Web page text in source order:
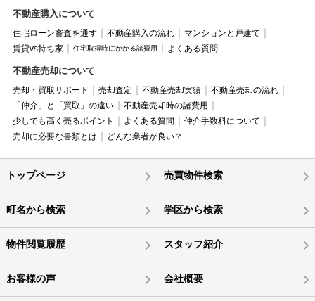
不動産購入について
住宅ローン審査を通す 不動産購入の流れ
マンションと戸建て
賃貸vs持ち家
住宅取得時にかかる諸費用 よくある質問
不動産売却について
売却・買取サポート 売却査定 不動産売却実績
不動産売却の流れ
「仲介」と「買取」の違い
不動産売却時の諸費用
少しでも高く売るポイント
よくある質問
仲介手数料について
売却に必要な書類とは
どんな業者が良い？
トップページ 売買物件検索
町名から検索 学区から検索
物件閲覧履歴 スタッフ紹介
お客様の声 会社概要